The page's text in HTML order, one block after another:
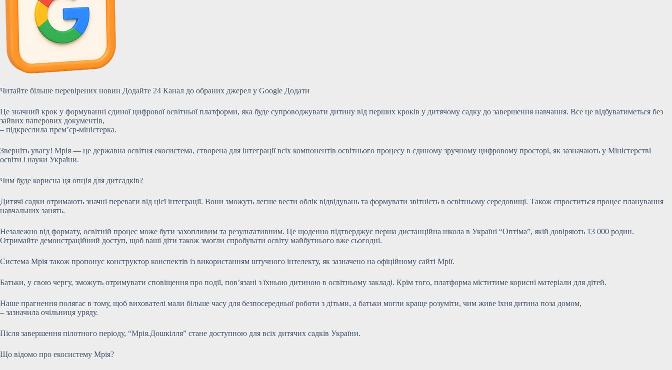
Читайте більше перевірених новин Додайте 24 Канал до обраних джерел у Google Додати
Це значний крок у формуванні єдиної цифрової освітньої платформи, яка буде супроводжувати дитину від перших кроків у дитячому садку до завершення навчання. Все це відбуватиметься без
зайвих паперових документів,
– підкреслила прем’єр-міністерка.
Зверніть увагу! Мрія — це державна освітня екосистема, створена для інтеграції всіх компонентів освітнього процесу в єдиному зручному цифровому просторі, як зазначають у Міністерстві
освіти і науки України.
Чим буде корисна ця опція для дитсадків?
Дитячі садки отримають значні переваги від цієї інтеграції. Вони зможуть легше вести облік відвідувань та формувати звітність в освітньому середовищі. Також спроститься процес планування
навчальних занять.
Незалежно від формату, освітній процес може бути захопливим та результативним. Це щоденно підтверджує перша дистанційна школа в Україні “Оптіма”, якій довіряють 13 000 родин.
Отримайте демонстраційний доступ, щоб ваші діти також змогли спробувати освіту майбутнього вже сьогодні.
Система Мрія також пропонує конструктор конспектів із використанням штучного інтелекту, як зазначено на офіційному сайті Мрії.
Батьки, у свою чергу, зможуть отримувати сповіщення про події, пов’язані з їхньою дитиною в освітньому закладі. Крім того, платформа міститиме корисні матеріали для дітей.
Наше прагнення полягає в тому, щоб вихователі мали більше часу для безпосередньої роботи з дітьми, а батьки могли краще розуміти, чим живе їхня дитина поза домом,
– зазначила очільниця уряду.
Після завершення пілотного періоду, “Мрія.Дошкілля” стане доступною для всіх дитячих садків України.
Що відомо про екосистему Мрія?